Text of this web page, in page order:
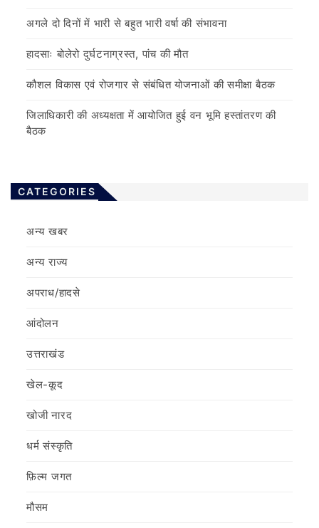
अगले दो दिनों में भारी से बहुत भारी वर्षा की संभावना
हादसाः बोलेरो दुर्घटनाग्रस्त, पांच की मौत
कौशल विकास एवं रोजगार से संबंधित योजनाओं की समीक्षा बैठक
जिलाधिकारी की अध्यक्षता में आयोजित हुई वन भूमि हस्तांतरण की
बैठक
CATEGORIES
अन्य खबर
अन्य राज्य
अपराध/हादसे
आंदोलन
उत्तराखंड
खेल-कूद
खोजी नारद
धर्म संस्कृति
फ़िल्‍म जगत
मौसम